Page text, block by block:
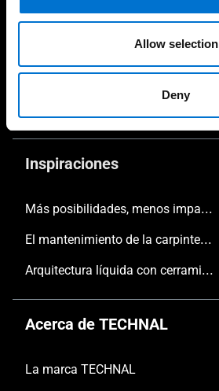
Allow selection
Deny
Localiza a tu Aluminier más cercano
Consulta nuestros catálogos
Inspiraciones
Más posibilidades, menos impacto
El mantenimiento de la carpintería
Arquitectura líquida con cerramientos TECHNAL
Acerca de TECHNAL
La marca TECHNAL